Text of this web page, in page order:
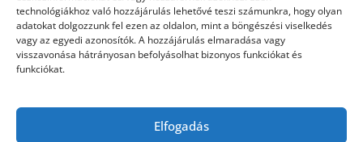
technológiákhoz való hozzájárulás lehetővé teszi számunkra, hogy olyan
adatokat dolgozzunk fel ezen az oldalon, mint a böngészési viselkedés
vagy az egyedi azonosítók. A hozzájárulás elmaradása vagy
visszavonása hátrányosan befolyásolhat bizonyos funkciókat és
funkciókat.
Elfogadás
Cowell Szabó Dávid Szabó Ádám Szikora Róbert Takács Nikolas
Tarány Tamás Tóth Gabi Vastag Csaba Vastag Tamás
Kati X-factor X-FaktorX-Faktor videók
X-Faktor válogatásx faktor döntő Zámbó